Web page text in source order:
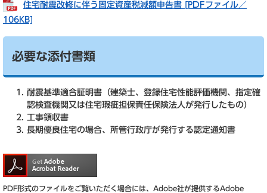
住宅耐震改修に伴う固定資産税減額申告書 [PDFファイル／
106KB]
必要な添付書類
耐震基準適合証明書（建築士、登録住宅性能評価機関、指定確
認検査機関又は住宅瑕疵担保責任保険法人が発行したもの）
工事領収書
長期優良住宅の場合、所管行政庁が発行する認定通知書
PDF形式のファイルをご覧いただく場合には、Adobe社が提供するAdobe